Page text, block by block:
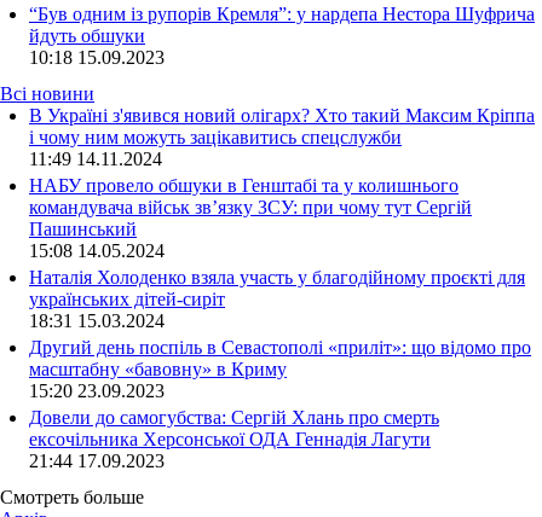
“Був одним із рупорів Кремля”: у нардепа Нестора Шуфрича
йдуть обшуки
10:18 15.09.2023
Всі новини
В Україні з'явився новий олігарх? Хто такий Максим Кріппа
і чому ним можуть зацікавитись спецслужби
11:49 14.11.2024
НАБУ провело обшуки в Генштабі та у колишнього
командувача військ зв’язку ЗСУ: при чому тут Сергій
Пашинський
15:08 14.05.2024
Наталія Холоденко взяла участь у благодійному проєкті для
українських дітей-сиріт
18:31 15.03.2024
Другий день поспіль в Севастополі «приліт»: що відомо про
масштабну «бавовну» в Криму
15:20 23.09.2023
Довели до самогубства: Сергій Хлань про смерть
ексочільника Херсонської ОДА Геннадія Лагути
21:44 17.09.2023
Смотреть больше